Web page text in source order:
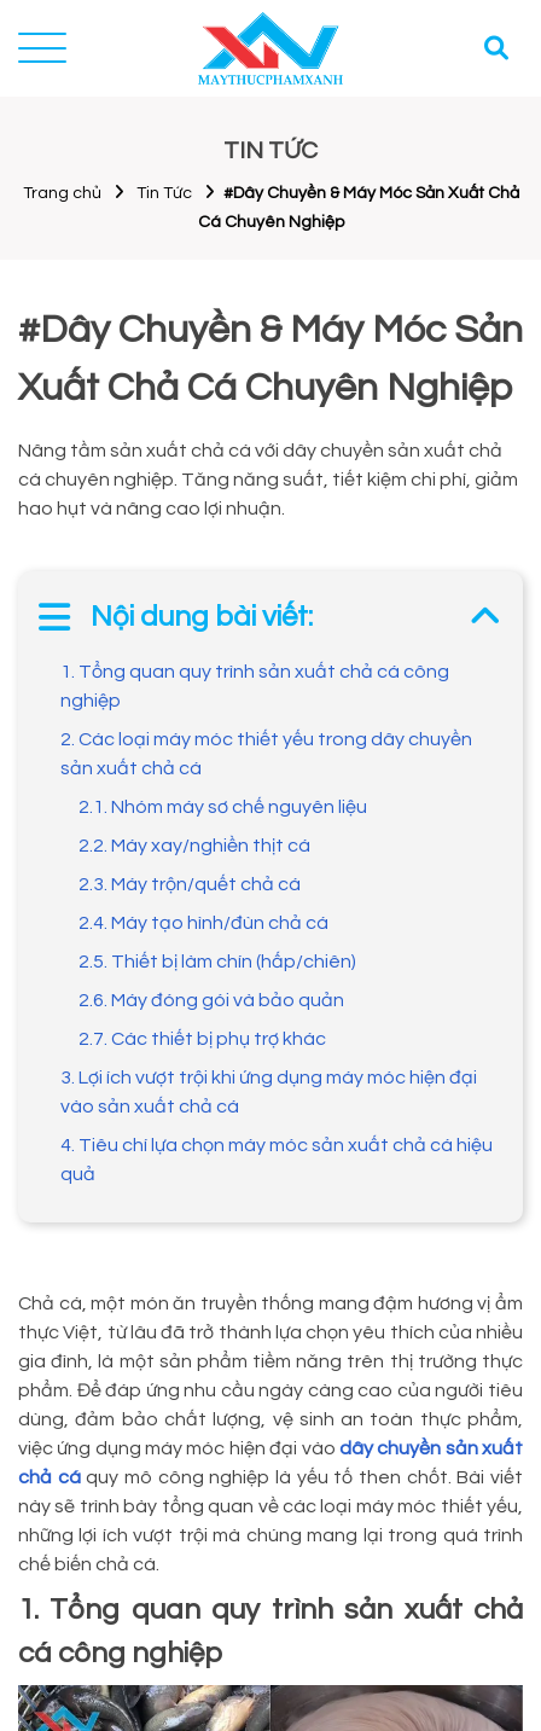
TIN TỨC
Trang chủ Tin Tức
#Dây Chuyền & Máy Móc Sản Xuất Chả
Cá Chuyên Nghiệp
#Dây Chuyền & Máy Móc Sản
Xuất Chả Cá Chuyên Nghiệp
Nâng tầm sản xuất chả cá với dây chuyền sản xuất chả
cá chuyên nghiệp. Tăng năng suất, tiết kiệm chi phí, giảm
hao hụt và nâng cao lợi nhuận.
Nội dung bài viết:
1. Tổng quan quy trình sản xuất chả cá công
nghiệp
2. Các loại máy móc thiết yếu trong dây chuyền
sản xuất chả cá
2.1. Nhóm máy sơ chế nguyên liệu
2.2. Máy xay/nghiền thịt cá
2.3. Máy trộn/quết chả cá
2.4. Máy tạo hình/đùn chả cá
2.5. Thiết bị làm chín (hấp/chiên)
2.6. Máy đóng gói và bảo quản
2.7. Các thiết bị phụ trợ khác
3. Lợi ích vượt trội khi ứng dụng máy móc hiện đại
vào sản xuất chả cá
4. Tiêu chí lựa chọn máy móc sản xuất chả cá hiệu
quả
Chả cá, một món ăn truyền thống mang đậm hương vị ẩm
thực Việt, từ lâu đã trở thành lựa chọn yêu thích của nhiều
gia đình, là một sản phẩm tiềm năng trên thị trường thực
phẩm. Để đáp ứng nhu cầu ngày càng cao của người tiêu
dùng, đảm bảo chất lượng, vệ sinh an toàn thực phẩm,
việc ứng dụng máy móc hiện đại vào dây chuyền sản xuất
chả cáquy mô công nghiệp là yếu tố then chốt. Bài viết
này sẽ trình bày tổng quan về các loại máy móc thiết yếu,
những lợi ích vượt trội mà chúng mang lại trong quá trình
chế biến chả cá.
1. Tổng quan quy trình sản xuất chả
cá công nghiệp